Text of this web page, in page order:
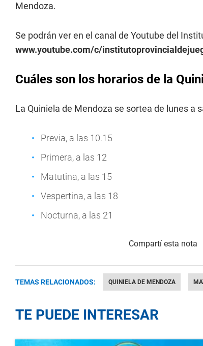
Mendoza.
Se podrán ver en el canal de Youtube del
www.youtube.com/c/
Cuáles son los horarios de la
La Quiniela de Mendoza se sortea de lunes a
Previa, a las 10.15
Primera, a las 12
Matutina, a las 15
Vespertina, a las 18
Nocturna, a las 21
TEMAS RELACIONADOS: QUINIELA DE MENDOZA
TE PUEDE INTERESAR